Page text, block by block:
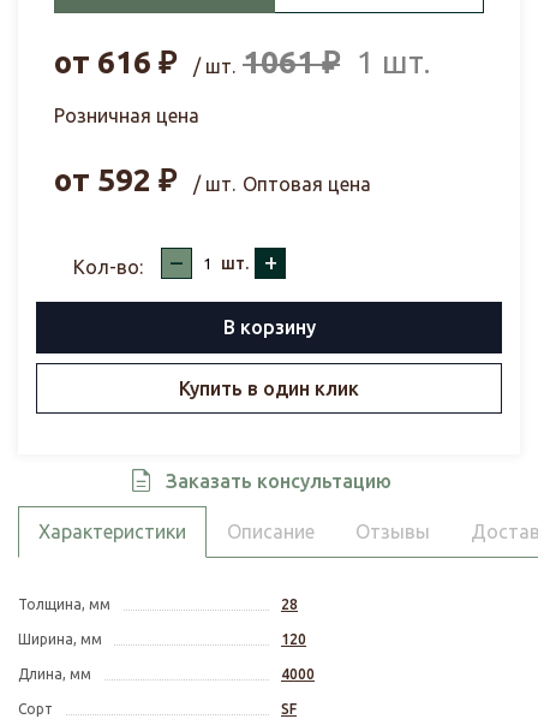
от 616 ₽ / шт. 1061₽ 1 шт.
Розничная цена
от 592 ₽ / шт. Оптовая цена
Кол-во: – шт. +
В корзину
Купить в один клик
Заказать консультацию
Характеристики Описание Отзывы
Толщина, мм 28
Ширина, мм 120
Длина, мм 4000
Сорт SF